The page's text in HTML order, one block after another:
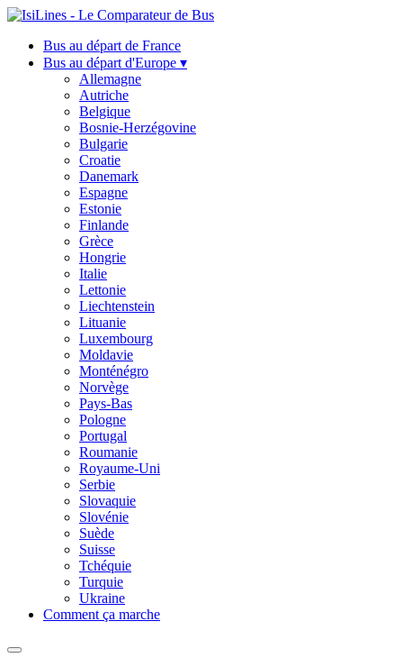
Bus au départ de France
Bus au départ d'Europe ▾
Allemagne
Autriche
Belgique
Bosnie-Herzégovine
Bulgarie
Croatie
Danemark
Espagne
Estonie
Finlande
Grèce
Hongrie
Italie
Lettonie
Liechtenstein
Lituanie
Luxembourg
Moldavie
Monténégro
Norvège
Pays-Bas
Pologne
Portugal
Roumanie
Royaume-Uni
Serbie
Slovaquie
Slovénie
Suède
Suisse
Tchéquie
Turquie
Ukraine
Comment ça marche